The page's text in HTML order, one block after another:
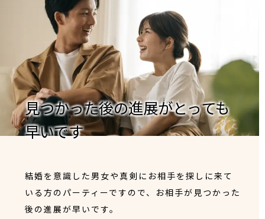
見つかった後の進展がとっても
早いです
結婚を意識した男女や真剣にお相手を探しに来て
いる方のパーティーですので、お相手が見つかった
後の進展が早いです。